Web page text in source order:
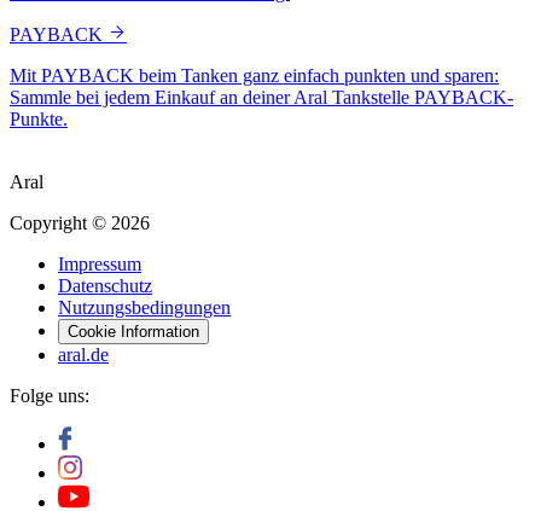
PAYBACK
Mit PAYBACK beim Tanken ganz einfach punkten und sparen:
Sammle bei jedem Einkauf an deiner Aral Tankstelle PAYBACK-
Punkte.
Aral
Copyright © 2026
Impressum
Datenschutz
Nutzungsbedingungen
Cookie Information
aral.de
Folge uns: